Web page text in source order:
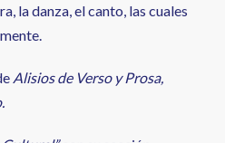
la danza, el canto, las cuales
Alisios de Verso y Prosa,